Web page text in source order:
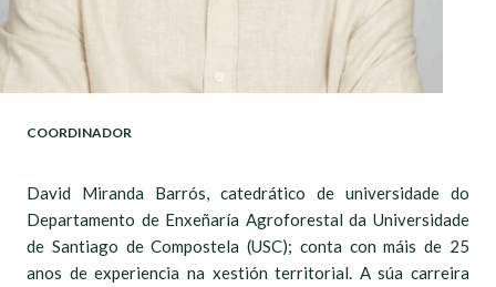
COORDINADOR
David Miranda Barrós, catedrático de universidade do
Departamento de Enxeñaría Agroforestal da Universidade
de Santiago de Compostela (USC); conta con máis de 25
anos de experiencia na xestión territorial. A súa carreira